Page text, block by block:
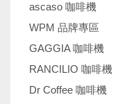
ascaso 咖啡機
WPM 品牌專區
GAGGIA 咖啡機
RANCILIO 咖啡機
Dr Coffee 咖啡機